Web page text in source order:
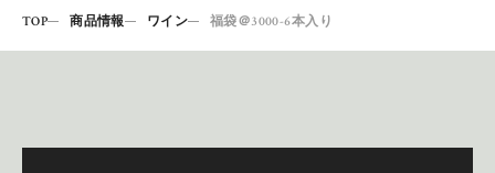
TOP 商品情報 ワイン 福袋＠3000-6本入り